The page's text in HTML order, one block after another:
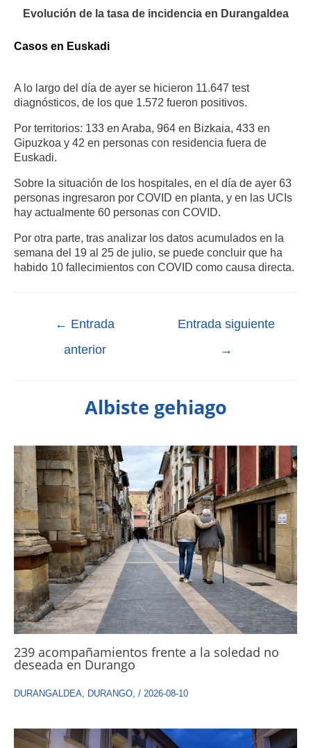
Evolución de la tasa de incidencia en Durangaldea
Casos en Euskadi
A lo largo del día de ayer se hicieron 11.647 test
diagnósticos, de los que 1.572 fueron positivos.
Por territorios: 133 en Araba, 964 en Bizkaia, 433 en
Gipuzkoa y 42 en personas con residencia fuera de
Euskadi.
Sobre la situación de los hospitales, en el día de ayer 63
personas ingresaron por COVID en planta, y en las UCIs
hay actualmente 60 personas con COVID.
Por otra parte, tras analizar los datos acumulados en la
semana del 19 al 25 de julio, se puede concluir que ha
habido 10 fallecimientos con COVID como causa directa.
← Entrada
anterior
Entrada siguiente
→
Albiste gehiago
239 acompañamientos frente a la soledad no
deseada en Durango
DURANGALDEA DURANGO / 2026-08-10